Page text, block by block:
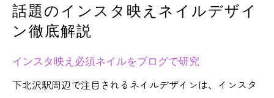
話題のインスタ映えネイルデザイ
ン徹底解説
インスタ映え必須ネイルをブログで研究
下北沢駅周辺で注目されるネイルデザインは、インスタ